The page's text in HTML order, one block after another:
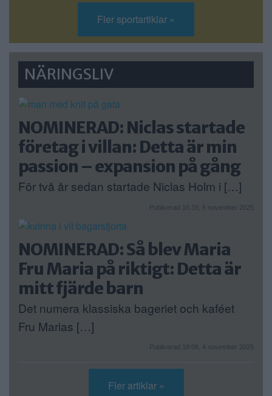
Fler sportartiklar »
NÄRINGSLIV
NOMINERAD: Niclas startade
företag i villan: Detta är min
passion – expansion på gång
För två år sedan startade Niclas Holm i […]
Publicerad 16:16, 5 november 2025
NOMINERAD: Så blev Maria
Fru Maria på riktigt: Detta är
mitt fjärde barn
Det numera klassiska bageriet och kaféet
Fru Marias […]
Publicerad 18:06, 4 november 2025
Fler artiklar »